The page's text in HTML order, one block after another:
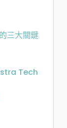
三大關鍵
Tech